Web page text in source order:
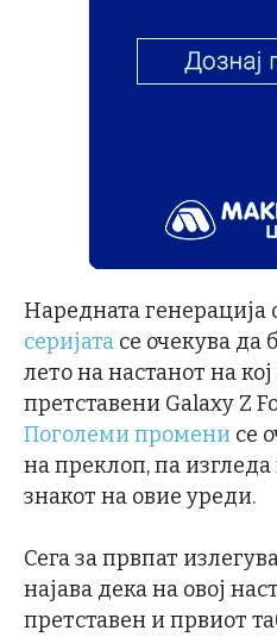
Наредната генерација
серијата се очекува да
лето на настанот на
претставени Galaxy Z
Поголеми промени се
на преклоп, па
знакот на овие уреди.
Сега за првпат
најава дека на овој
претставен и првиот